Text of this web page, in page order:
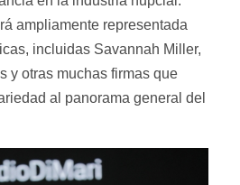
ampliamente representada
incluidas Savannah Miller,
y otras muchas firmas que
al panorama general del